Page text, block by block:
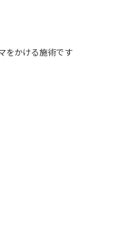
をかける施術です